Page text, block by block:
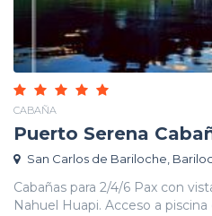
CABAÑA
Puerto Serena
San Carlos de Bariloche,
Cabañas para 2/4/6 Pax con
Nahuel Huapi. Acceso a piscina